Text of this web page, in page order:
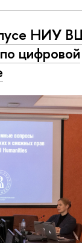
НИУ
цифровой